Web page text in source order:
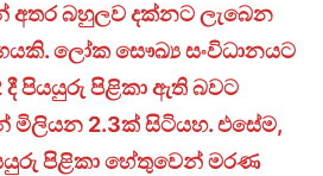
අතර බහුලව දක්නට ලැබෙන
ලෝක සෞඛ්‍ය සංවිධානයට
දී පියයුරු පිළිකා ඇති බවට
මිලියන 2.3ක් සිටියහ. එසේම,
පිළිකා හේතුවෙන් මරණ